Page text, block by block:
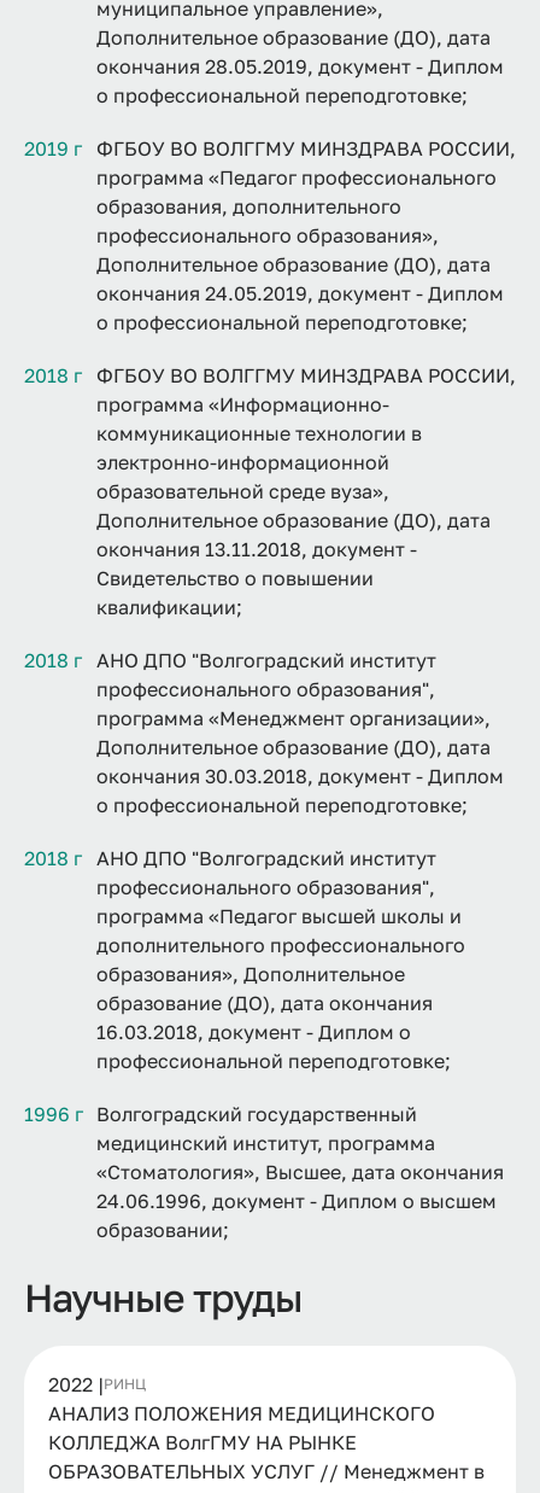
муниципальное управление»,
Дополнительное образование (ДО), дата
окончания 28.05.2019, документ - Диплом
о профессиональной переподготовке;
2019 г
ФГБОУ ВО ВОЛГГМУ МИНЗДРАВА РОССИИ,
программа «Педагог профессионального
образования, дополнительного
профессионального образования»,
Дополнительное образование (ДО), дата
окончания 24.05.2019, документ - Диплом
о профессиональной переподготовке;
2018 г
ФГБОУ ВО ВОЛГГМУ МИНЗДРАВА РОССИИ,
программа «Информационно-
коммуникационные технологии в
электронно-информационной
образовательной среде вуза»,
Дополнительное образование (ДО), дата
окончания 13.11.2018, документ -
Свидетельство о повышении
квалификации;
2018 г АНО ДПО "Волгоградский институт
профессионального образования",
программа «Менеджмент организации»,
Дополнительное образование (ДО), дата
окончания 30.03.2018, документ - Диплом
о профессиональной переподготовке;
2018 г АНО ДПО "Волгоградский институт
профессионального образования",
программа «Педагог высшей школы и
дополнительного профессионального
образования», Дополнительное
образование (ДО), дата окончания
16.03.2018, документ - Диплом о
профессиональной переподготовке;
1996 г Волгоградский государственный
медицинский институт, программа
«Стоматология», Высшее, дата окончания
24.06.1996, документ - Диплом о высшем
образовании;
Научные труды
2022 |РИНЦ
АНАЛИЗ ПОЛОЖЕНИЯ МЕДИЦИНСКОГО
КОЛЛЕДЖА ВолгГМУ НА РЫНКЕ
ОБРАЗОВАТЕЛЬНЫХ УСЛУГ // Менеджмент в